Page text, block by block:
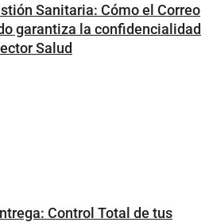
Sanitaria: Cómo el Correo
garantiza la confidencialidad
Salud
Control Total de tus